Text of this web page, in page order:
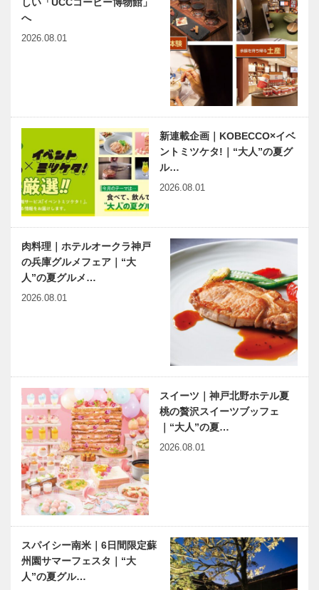
しい「UCCコーヒー博物館」
へ
2026.08.01
新連載企画｜KOBECCO×イベ
ントミツケタ!｜“大人”の夏グ
ル…
2026.08.01
肉料理｜ホテルオークラ神戸
の兵庫グルメフェア｜“大
人”の夏グルメ…
2026.08.01
スイーツ｜神戸北野ホテル夏
桃の贅沢スイーツブッフェ
｜“大人”の夏…
2026.08.01
スパイシー南米｜6日間限定蘇
州園サマーフェスタ｜“大
人”の夏グル…